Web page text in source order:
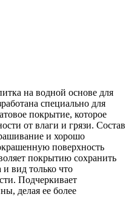
на водной основе для
специально для
покрытие, которое
от влаги и грязи. Состав
и хорошо
поверхность
покрытию сохранить
и вид только что
Подчеркивает
делая ее более